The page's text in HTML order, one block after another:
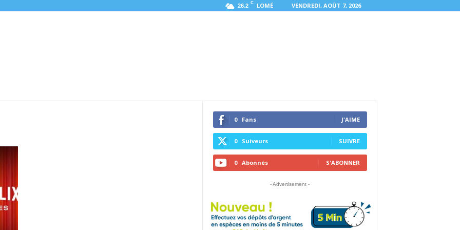
26.2 C LOMÉ VENDREDI, AOÛT 7, 2026
0 Fans J'AIME
0 Suiveurs SUIVRE
0 Abonnés S'ABONNER
- Advertisement -